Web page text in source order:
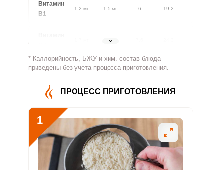
Витамин
В1
1.2 мг 1.5 мг 6 19.2
1.8 мг
Витамин
333.9 мг 500 мг 5.2 16.7
Витамин
В5
Витамин
В6
1.2 мг 2 мг 4.8 15.3
Витамин
88.4 мкг 400 мкг 1.7
* Каллорийность, БЖУ и хим. состав блюда
приведены без учета процесса приготовления.
ПРОЦЕСС ПРИГОТОВЛЕНИЯ
1